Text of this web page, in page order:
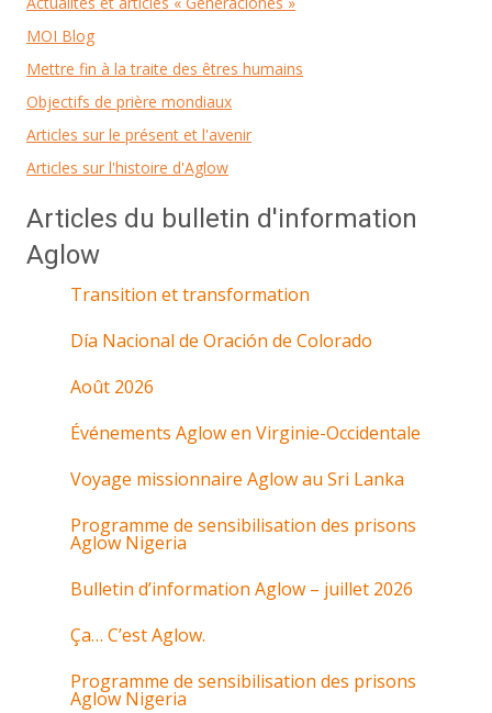
MOI Blog
Mettre fin à la traite des êtres humains
Objectifs de prière mondiaux
Articles sur le présent et l'avenir
Articles sur l'histoire d'Aglow
Articles du bulletin d'information
Aglow
Transition et transformation
Día Nacional de Oración de Colorado
Août 2026
Événements Aglow en Virginie-Occidentale
Voyage missionnaire Aglow au Sri Lanka
Programme de sensibilisation des prisons
Aglow Nigeria
Bulletin d’information Aglow – juillet 2026
Ça… C’est Aglow.
Programme de sensibilisation des prisons
Aglow Nigeria